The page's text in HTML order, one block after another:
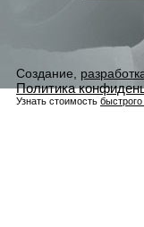
Создание,
Политика
Узнать стоимость